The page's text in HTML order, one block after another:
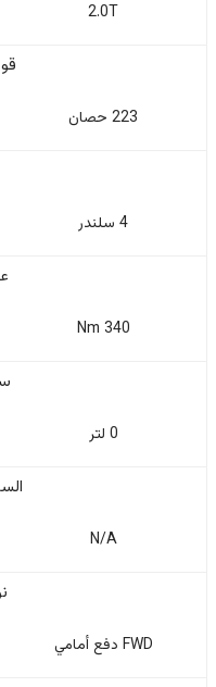
2.0T
223 حصان
4 سلندر
340 Nm
0 لتر
N/A
FWD دفع أمامي